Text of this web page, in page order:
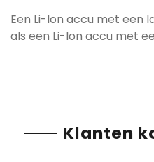
Een Li-Ion accu met een
als een Li-Ion accu met
Klanten